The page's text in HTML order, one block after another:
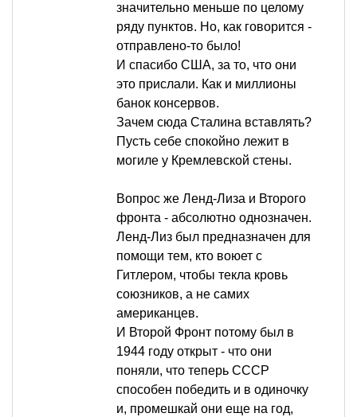
значительно меньше по целому
ряду пунктов. Но, как говорится -
отправлено-то было!
И спасибо США, за то, что они
это прислали. Как и миллионы
банок консервов.
Зачем сюда Сталина вставлять?
Пусть себе спокойно лежит в
могиле у Кремлевской стены.
Вопрос же Ленд-Лиза и Второго
фронта - абсолютно однозначен.
Ленд-Лиз был предназначен для
помощи тем, кто воюет с
Гитлером, чтобы текла кровь
союзников, а не самих
американцев.
И Второй Фронт потому был в
1944 году открыт - что они
поняли, что теперь СССР
способен победить и в одиночку
и, промешкай они еще на год,